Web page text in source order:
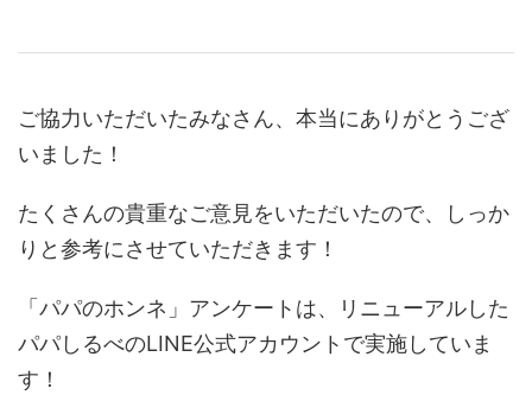
ご協力いただいたみなさん、本当にありがとうござ
いました！
たくさんの貴重なご意見をいただいたので、しっか
りと参考にさせていただきます！
「パパのホンネ」アンケートは、リニューアルした
パパしるべのLINE公式アカウントで実施していま
す！